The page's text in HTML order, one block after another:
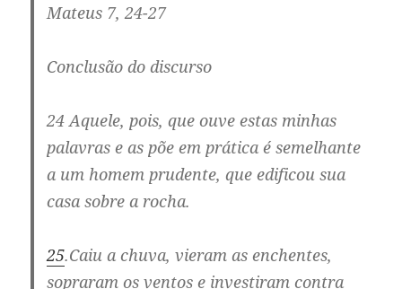
Mateus 7, 24-27
Conclusão do discurso
24 Aquele, pois, que ouve estas minhas
palavras e as põe em prática é semelhante
a um homem prudente, que edificou sua
casa sobre a rocha.
25.Caiu a chuva, vieram as enchentes,
sopraram os ventos e investiram contra